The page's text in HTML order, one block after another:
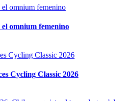
omnium femenino
Cycling Classic 2026